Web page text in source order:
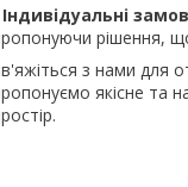
Індивідуальні
рішення,
з нами для
якісне та